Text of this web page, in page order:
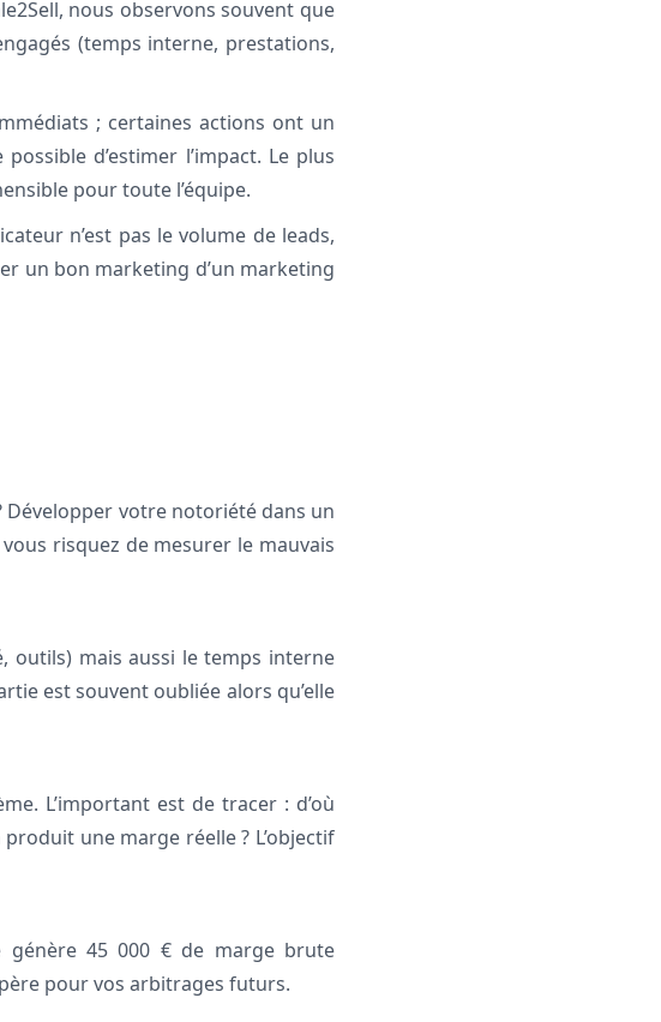
nous observons souvent que
(temps interne, prestations,
; certaines actions ont un
d’estimer l’impact. Le plus
pour toute l’équipe.
n’est pas le volume de leads,
un bon marketing d’un marketing
Développer votre notoriété dans un
risquez de mesurer le mauvais
outils) mais aussi le temps interne
est souvent oubliée alors qu’elle
L’important est de tracer : d’où
une marge réelle ? L’objectif
génère 45 000 € de marge brute
pour vos arbitrages futurs.